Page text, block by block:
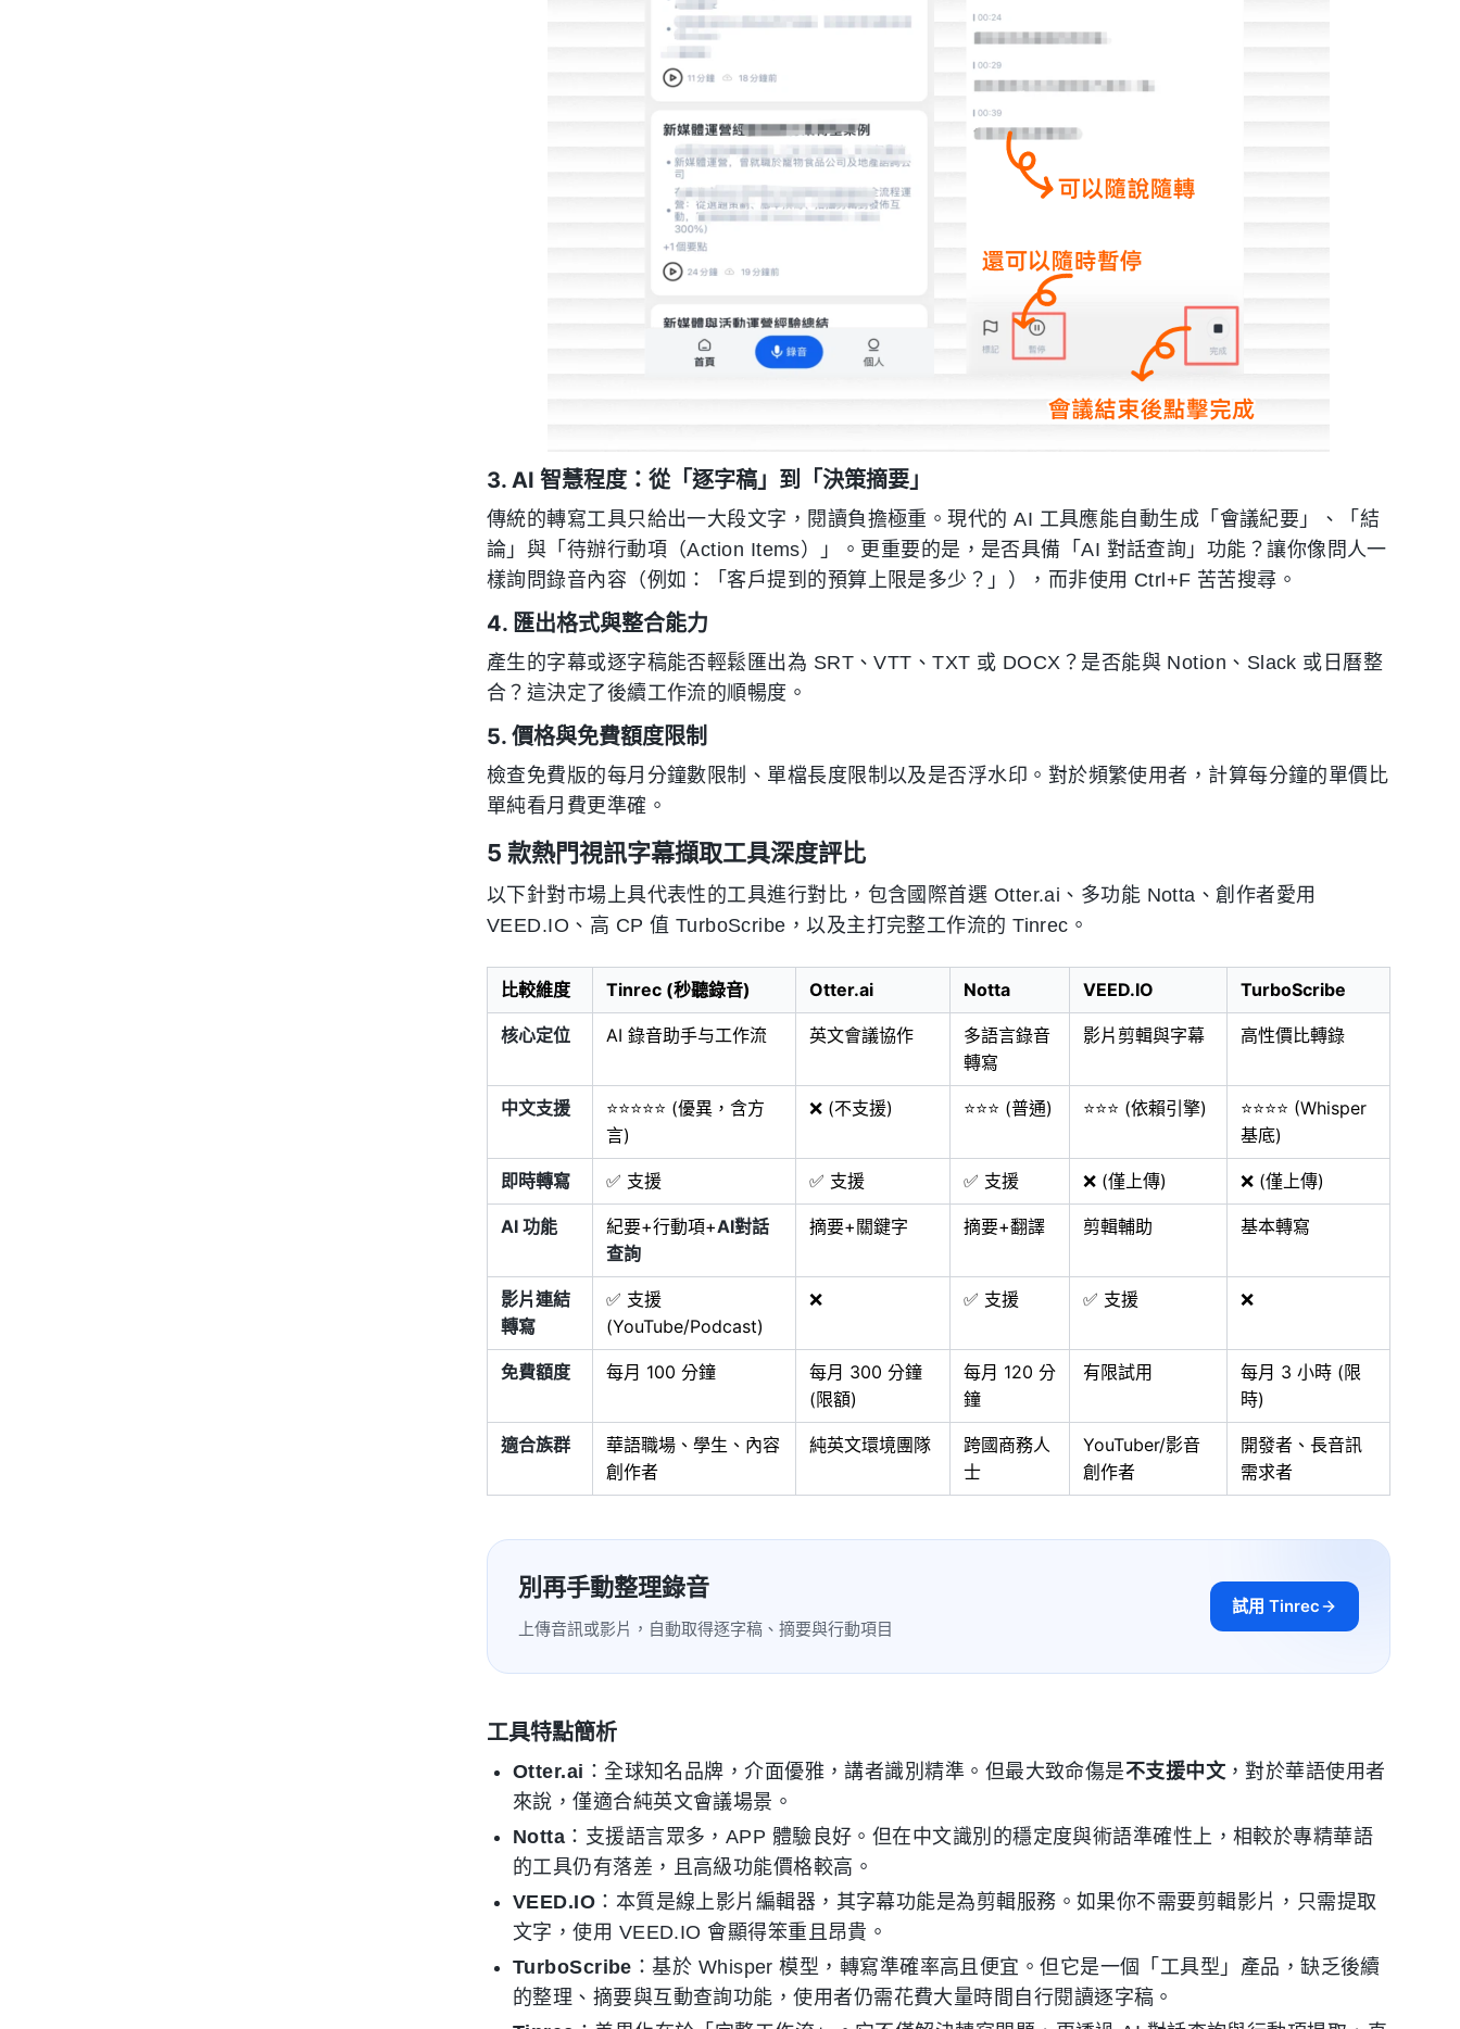
3. AI 智慧程度：從「逐字稿」到「決策摘要」
傳統的轉寫工具只給出一大段文字，閱讀負擔極重。現代的 AI 工具應能自動生成「會議紀要」、「結
論」與「待辦行動項（Action Items）」。更重要的是，是否具備「AI 對話查詢」功能？讓你像問人一
樣詢問錄音內容（例如：「客戶提到的預算上限是多少？」），而非使用 Ctrl+F 苦苦搜尋。
4. 匯出格式與整合能力
產生的字幕或逐字稿能否輕鬆匯出為 SRT、VTT、TXT 或 DOCX？是否能與 Notion、Slack 或日曆整
合？這決定了後續工作流的順暢度。
5. 價格與免費額度限制
檢查免費版的每月分鐘數限制、單檔長度限制以及是否浮水印。對於頻繁使用者，計算每分鐘的單價比
單純看月費更準確。
5 款熱門視訊字幕擷取工具深度評比
以下針對市場上具代表性的工具進行對比，包含國際首選 Otter.ai、多功能 Notta、創作者愛用
VEED.IO、高 CP 值 TurboScribe，以及主打完整工作流的 Tinrec。
比較維度 Tinrec (秒聽錄音) Otter.ai Notta VEED.IO TurboScribe
核心定位 AI 錄音助手与工作流 英文會議協作
多語言錄音
轉寫
影片剪輯與字幕 高性價比轉錄
中文支援
⭐⭐⭐⭐⭐ (優異，含方
言)
❌ (不支援) ⭐⭐⭐ (普通) ⭐⭐⭐ (依賴引擎)
⭐⭐⭐⭐ (Whisper
基底)
即時轉寫 ✅ 支援 ✅ 支援 ✅ 支援 ❌ (僅上傳) ❌ (僅上傳)
AI 功能 紀要+行動項+AI對話
查詢
摘要+關鍵字 摘要+翻譯 剪輯輔助 基本轉寫
影片連結
轉寫
✅ 支援
(YouTube/Podcast)
❌ ✅ 支援 ✅ 支援 ❌
免費額度 每月 100 分鐘
每月 300 分鐘
(限額)
每月 120 分
鐘
有限試用
每月 3 小時 (限
時)
適合族群
華語職場、學生、內容
創作者
純英文環境團隊
跨國商務人
士
YouTuber/影音
創作者
開發者、長音訊
需求者
別再手動整理錄音
上傳音訊或影片，自動取得逐字稿、摘要與行動項目
試用 Tinrec
工具特點簡析
Otter.ai ：全球知名品牌，介面優雅，講者識別精準。但最大致命傷是不支援中文，對於華語使用者
來說，僅適合純英文會議場景。
Notta ：支援語言眾多，APP 體驗良好。但在中文識別的穩定度與術語準確性上，相較於專精華語
的工具仍有落差，且高級功能價格較高。
VEED.IO ：本質是線上影片編輯器，其字幕功能是為剪輯服務。如果你不需要剪輯影片，只需提取
文字，使用 VEED.IO 會顯得笨重且昂貴。
TurboScribe ：基於 Whisper 模型，轉寫準確率高且便宜。但它是一個「工具型」產品，缺乏後續
的整理、摘要與互動查詢功能，使用者仍需花費大量時間自行閱讀逐字稿。